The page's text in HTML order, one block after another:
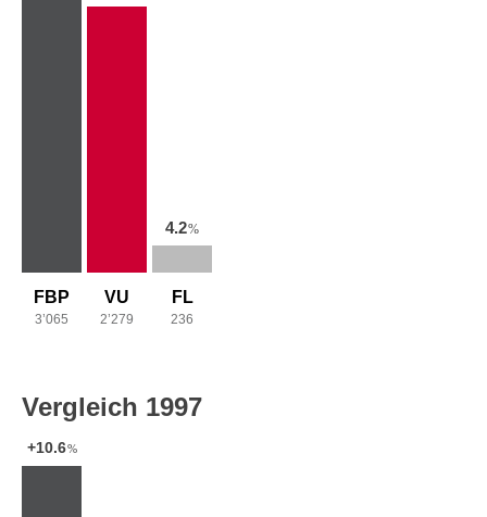
FBP
3’065
VU
2’279
4.2%
FL
236
Vergleich 1997
+10.6%